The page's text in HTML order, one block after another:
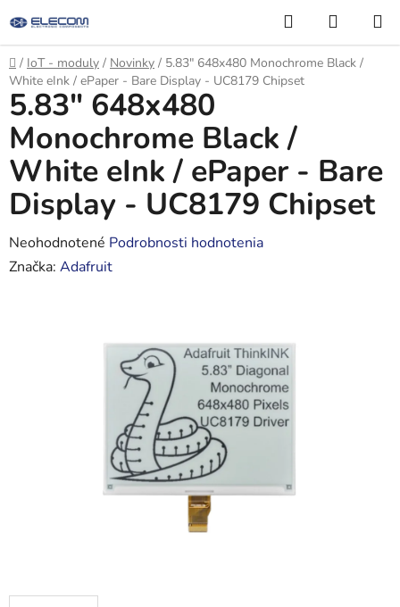
na
obsah
Hľadať
KOŠÍK
Domov
/ IoT - moduly / Novinky / 5.83" 648x480 Monochrome Black /
White eInk / ePaper - Bare Display - UC8179 Chipset
5.83" 648x480
Monochrome Black /
White eInk / ePaper - Bare
Display - UC8179 Chipset
Priemerné
hodnotenie
Neohodnotené Podrobnosti hodnotenia
Značka: Adafruit